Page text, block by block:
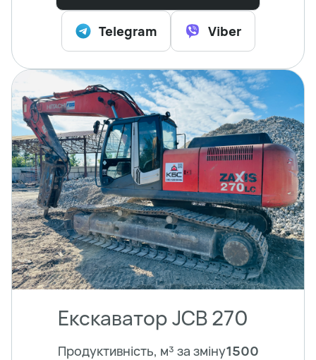
Telegram Viber
Екскаватор JCB 270
Продуктивність, м³ за зміну1500